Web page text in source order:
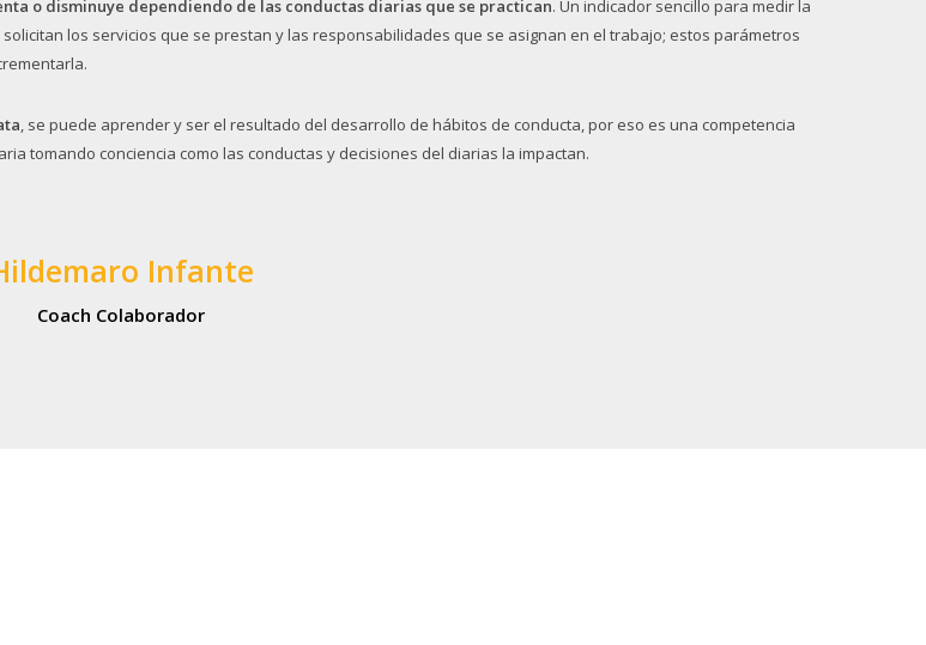
o disminuye dependiendo de las conductas diarias que se practican. Un indicador sencillo para medir la
los servicios que se prestan y las responsabilidades que se asignan en el trabajo; estos parámetros
, se puede aprender y ser el resultado del desarrollo de hábitos de conducta, por eso es una competencia
tomando conciencia como las conductas y decisiones del diarias la impactan.
Infante
Coach Colaborador